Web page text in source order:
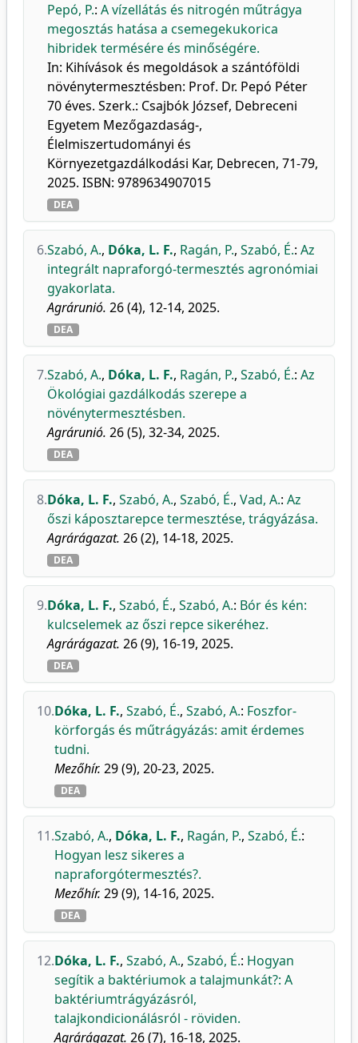
Pepó, P.: A vízellátás és nitrogén műtrágya
megosztás hatása a csemegekukorica
hibridek termésére és minőségére.
In: Kihívások és megoldások a szántóföldi
növénytermesztésben: Prof. Dr. Pepó Péter
70 éves. Szerk.: Csajbók József, Debreceni
Egyetem Mezőgazdaság-,
Élelmiszertudományi és
Környezetgazdálkodási Kar, Debrecen, 71-79,
2025. ISBN: 9789634907015
DEA
6.Szabó, A., Dóka, L. F., Ragán, P., Szabó, É.: Az
integrált napraforgó-termesztés agronómiai
gyakorlata.
Agrárunió. 26 (4), 12-14, 2025.
DEA
7.Szabó, A., Dóka, L. F., Ragán, P., Szabó, É.: Az
Ökológiai gazdálkodás szerepe a
növénytermesztésben.
Agrárunió. 26 (5), 32-34, 2025.
DEA
8.Dóka, L. F., Szabó, A., Szabó, É., Vad, A.: Az
őszi káposztarepce termesztése, trágyázása.
Agrárágazat. 26 (2), 14-18, 2025.
DEA
9.Dóka, L. F., Szabó, É., Szabó, A.: Bór és kén:
kulcselemek az őszi repce sikeréhez.
Agrárágazat. 26 (9), 16-19, 2025.
DEA
10.Dóka, L. F., Szabó, É., Szabó, A.: Foszfor-
körforgás és műtrágyázás: amit érdemes
tudni.
Mezőhír. 29 (9), 20-23, 2025.
DEA
11.Szabó, A., Dóka, L. F., Ragán, P., Szabó, É.:
Hogyan lesz sikeres a
napraforgótermesztés?.
Mezőhír. 29 (9), 14-16, 2025.
DEA
12.Dóka, L. F., Szabó, A., Szabó, É.: Hogyan
segítik a baktériumok a talajmunkát?: A
baktériumtrágyázásról,
talajkondicionálásról - röviden.
Agrárágazat. 26 (7), 16-18, 2025.